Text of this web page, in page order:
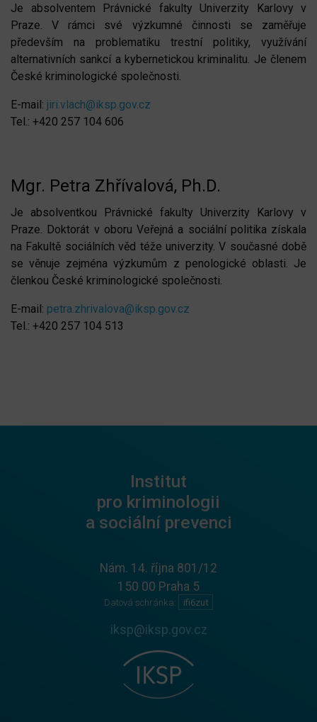
Je absolventem Právnické fakulty Univerzity Karlovy v
Praze. V rámci své výzkumné činnosti se zaměřuje
především na problematiku trestní politiky, využívání
alternativních sankcí a kybernetickou kriminalitu. Je členem
České kriminologické společnosti.
E-mail: jiri.vlach@iksp.gov.cz
Tel.: +420 257 104 606
Mgr. Petra Zhřívalová, Ph.D.
Je absolventkou Právnické fakulty Univerzity Karlovy v
Praze. Doktorát v oboru Veřejná a sociální politika získala
na Fakultě sociálních věd téže univerzity. V současné době
se věnuje zejména výzkumům z penologické oblasti. Je
členkou České kriminologické společnosti.
E-mail: petra.zhrivalova@iksp.gov.cz
Tel.: +420 257 104 513
Institut
pro kriminologii
a sociální prevenci
Nám. 14. října 801/12
150 00 Praha 5
Datová schránka: ifi6zut
iksp@iksp.gov.cz